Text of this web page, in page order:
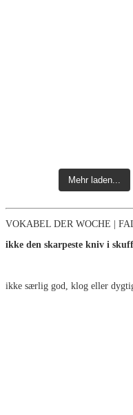
Mehr laden...
VOKABEL DER WOCHE |
ikke den skarpeste kniv i
ikke særlig god, klog eller